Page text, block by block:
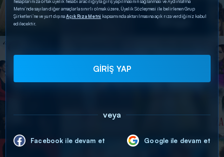
hesaplarınıza ortak üyelik hesabı aracılığıyla giriş yapılmasının sağlanması ve Aydınlatma
Metni’nde sayılan diğer amaçlarla sınırlı olmak üzere, Üyelik Sözleşmesi ile belirlenen Grup
Şirketleri’ne ve yurt dışınaAçık Rıza Metni kapsamında aktarılmasına açık rıza verdiğiniz kabul
edilecektir.
GİRİŞ YAP
veya
Facebook ile devam et Google ile devam et